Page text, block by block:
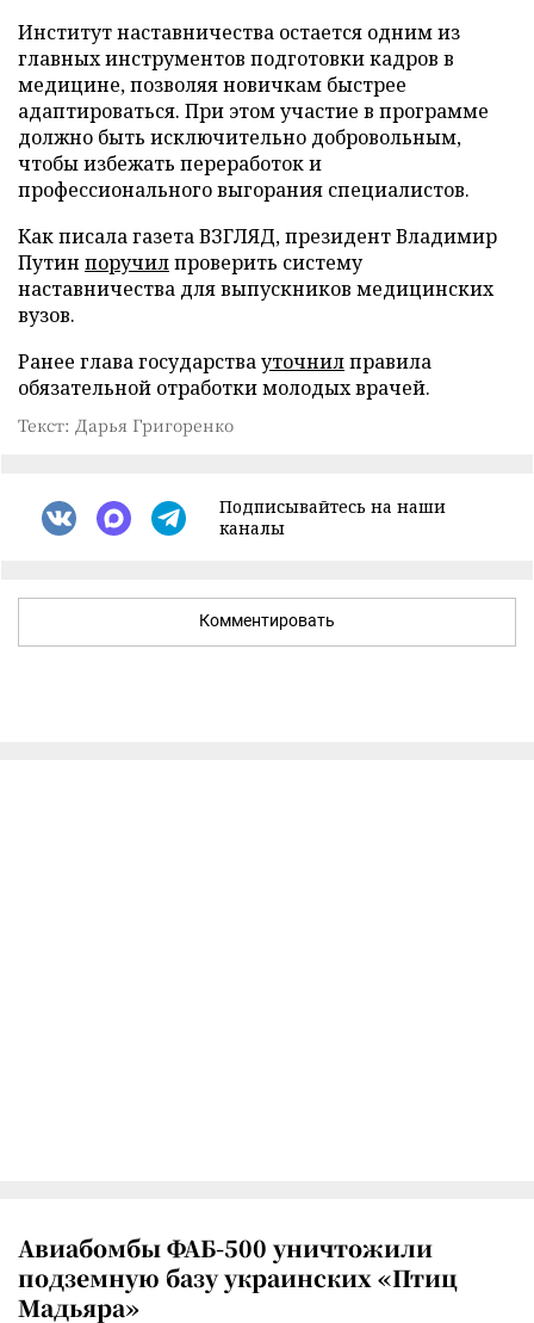
Институт наставничества остается одним из
главных инструментов подготовки кадров в
медицине, позволяя новичкам быстрее
адаптироваться. При этом участие в программе
должно быть исключительно добровольным,
чтобы избежать переработок и
профессионального выгорания специалистов.
Как писала газета ВЗГЛЯД, президент Владимир
Путин поручилпроверить систему
наставничества для выпускников медицинских
вузов.
Ранее глава государствауточнилправила
обязательной отработки молодых врачей.
Текст: Дарья Григоренко
Подписывайтесь на наши
каналы
Комментировать
Авиабомбы ФАБ-500 уничтожили
подземную базу украинских «Птиц
Мадьяра»